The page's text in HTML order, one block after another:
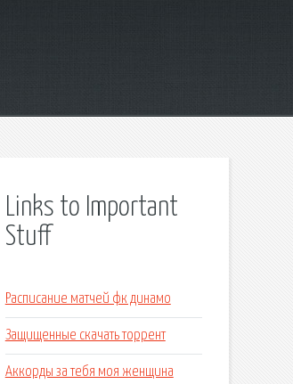
Links to Important
Stuff
Расписание матчей фк динамо
Защищенные скачать торрент
Аккорды за тебя моя женщина